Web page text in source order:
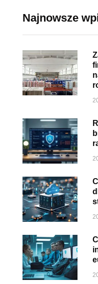
Najnowsze